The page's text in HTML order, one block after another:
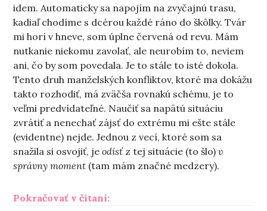
idem. Automaticky sa napojím na zvyčajnú trasu,
kadiaľ chodíme s dcérou každé ráno do škôlky. Tvár
mi horí v hneve, som úplne červená od revu. Mám
nutkanie niekomu zavolať, ale neurobím to, neviem
ani, čo by som povedala. Je to stále to isté dokola.
Tento druh manželských konfliktov, ktoré ma dokážu
takto rozhodiť, má zväčša rovnakú schému, je to
veľmi predvídateľné. Naučiť sa napätú situáciu
zvrátiť a nenechať zájsť do extrému mi ešte stále
(evidentne) nejde. Jednou z vecí, ktoré som sa
snažila si osvojiť, jeodísť z tej situácie (to šlo)v
správny moment (tam mám značné medzery).
Pokračovať v čítaní:„V zajatí hnevu“